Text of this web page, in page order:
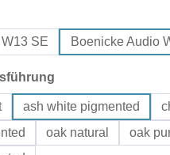
SE Boenicke Audio
ash white pigmented
oak natural
oak